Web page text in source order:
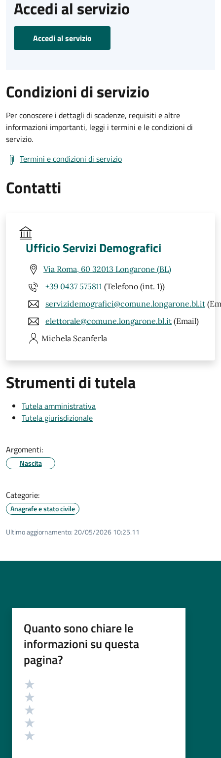
Accedi al servizio
Accedi al servizio
Condizioni di servizio
Per conoscere i dettagli di scadenze, requisiti e altre
informazioni importanti, leggi i termini e le condizioni di
servizio.
Termini e condizioni di servizio
Contatti
Ufficio Servizi Demografici
Via Roma, 60 32013 Longarone (BL)
+39 0437 575811 (Telefono (int. 1))
servizidemografici@comune.longarone.bl.it
elettorale@comune.longarone.bl.it (Email)
Michela Scanferla
Strumenti di tutela
Tutela amministrativa
Tutela giurisdizionale
Argomenti:
Nascita
Categorie:
Anagrafe e stato civile
Ultimo aggiornamento: 20/05/2026 10:25.11
Quanto sono chiare le
informazioni su questa
pagina?
Valutazione